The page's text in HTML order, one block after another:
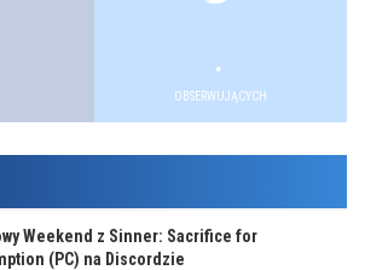
.
OBSERWUJĄCYCH
Weekend z Sinner: Sacrifice for
(PC) na Discordzie